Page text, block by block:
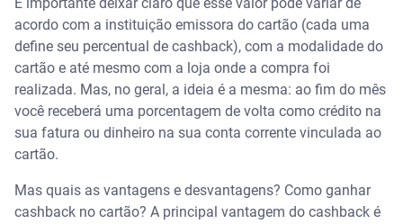
É importante deixar claro que esse valor pode variar de
acordo com a instituição emissora do cartão (cada uma
define seu percentual de cashback), com a modalidade do
cartão e até mesmo com a loja onde a compra foi
realizada. Mas, no geral, a ideia é a mesma: ao fim do mês
você receberá uma porcentagem de volta como crédito na
sua fatura ou dinheiro na sua conta corrente vinculada ao
cartão.
Mas quais as vantagens e desvantagens? Como ganhar
cashback no cartão? A principal vantagem do cashback é